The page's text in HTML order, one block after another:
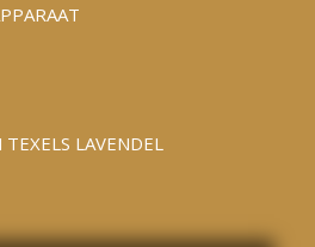
LAVENDEL